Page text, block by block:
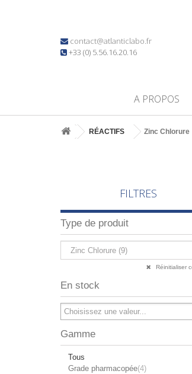
contact@atlanticlabo.fr
+33 (0) 5.56.16.20.16
A PROPOS
RÉACTIFS Zinc Chlorure
FILTRES
Type de produit
Réinitialiser
En stock
Gamme
Tous
Grade pharmacopée(4)